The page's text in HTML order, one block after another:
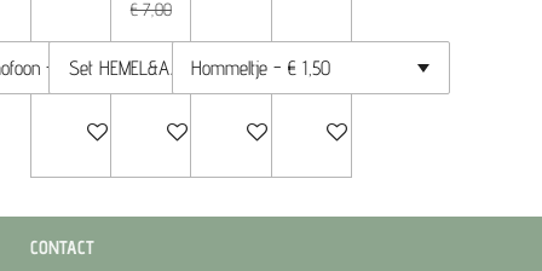
In winkelwagen
€ 7,00
In winkelwagenIn winkelwagenIn winkelwagen
CONTACT